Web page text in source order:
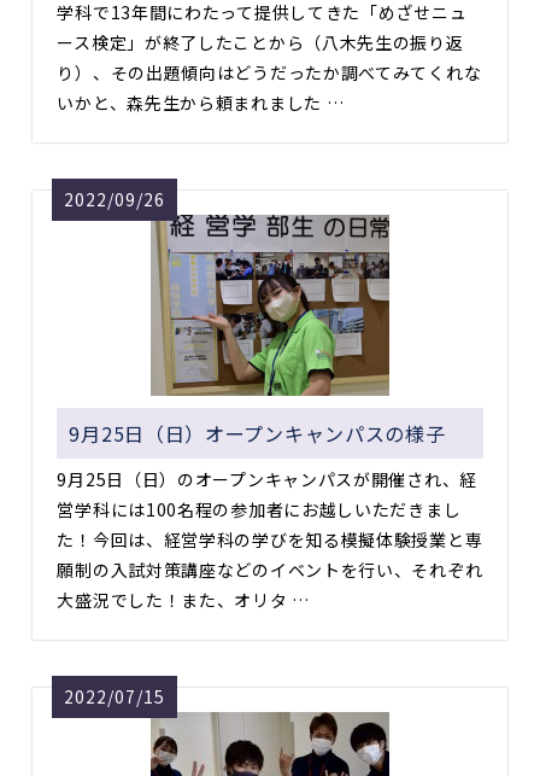
学科で13年間にわたって提供してきた「めざせニュ
ース検定」が終了したことから（八木先生の振り返
り）、その出題傾向はどうだったか調べてみてくれな
いかと、森先生から頼まれました …
2022/09/26
9月25日（日）オープンキャンパスの様子
9月25日（日）のオープンキャンパスが開催され、経
営学科には100名程の参加者にお越しいただきまし
た！今回は、経営学科の学びを知る模擬体験授業と専
願制の入試対策講座などのイベントを行い、それぞれ
大盛況でした！また、オリタ …
2022/07/15